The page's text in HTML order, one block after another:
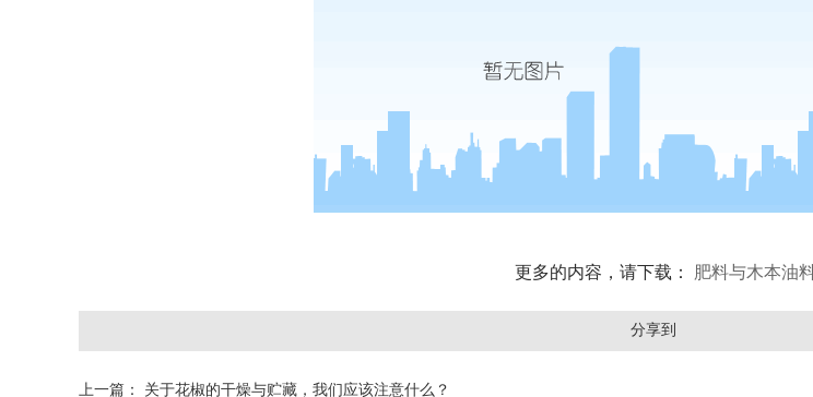
更多的内容，请下载： 肥料与木本油
分享到
上一篇： 关于花椒的干燥与贮藏，我们应该注意什么？